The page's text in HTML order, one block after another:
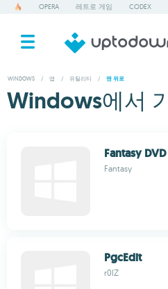
OPERA 레트로 게임 CODEX
WINDOWS / 앱 / 유틸리티 / 맨 위로
Windows에서
Fantasy
Fantasy
PgcEdit
r0lZ